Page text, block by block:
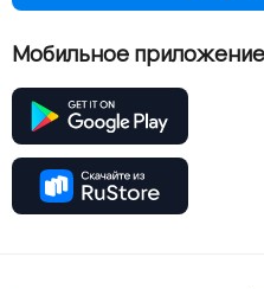
Мобильное приложение